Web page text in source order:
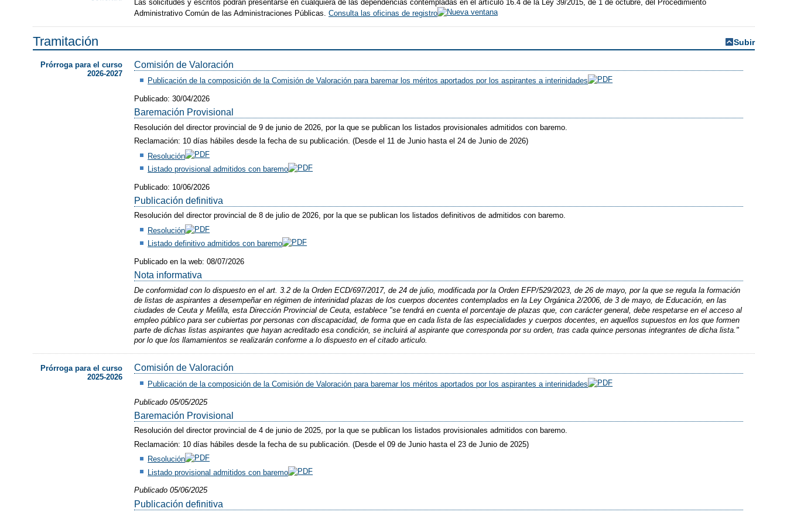
Las solicitudes y escritos podrán presentarse en cualquiera de las dependencias contempladas en el artículo 16.4 de la Ley 39/2015, de 1 de octubre, del Procedimiento
Administrativo Común de las Administraciones Públicas.Consulta las oficinas de registro
Tramitación Subir
Prórroga para el curso
2026-2027
​Comisión de Valoración
Publicación de la composición de la Comisión de Valoración para baremar los méritos aportados por los aspirantes a interinidades
Publicado: 30/04/2026
Baremación Provisional
Resolución del director provincial de 9 de junio de 2026, por la que se publican los listados provisionales admitidos con baremo.
Reclamación: 10 días hábiles desde la fecha de su publicación. (Desde el 11 de Junio hasta el 24 de Junio de 2026)
Resolución
Listado provisional admitidos con baremo
Publicado: 10/06/2026
Publicación definitiva
Resolución del director provincial de 8 de julio de 2026, por la que se publican los listados definitivos de admitidos con baremo.
Resolución
Listado definitivo admitidos con baremo
Publicado en la web: 08/07/2026
Nota informativa
De conformidad con lo dispuesto en el art. 3.2 de la Orden ECD/697/2017, de 24 de julio, modificada por la Orden EFP/529/2023, de 26 de mayo, por la que se regula la formación
de listas de aspirantes a desempeñar en régimen de interinidad plazas de los cuerpos docentes contemplados en la Ley Orgánica 2/2006, de 3 de mayo, de Educación, en las
ciudades de Ceuta y Melilla, esta Dirección Provincial de Ceuta, establece "se tendrá en cuenta el porcentaje de plazas que, con carácter general, debe respetarse en el acceso al
empleo público para ser cubiertas por personas con discapacidad, de forma que en cada lista de las especialidades y cuerpos docentes, en aquellos supuestos en los que formen
parte de dichas listas aspirantes que hayan acreditado esa condición, se incluirá al aspirante que corresponda por su orden, tras cada quince personas integrantes de dicha lista."
por lo que los llamamientos se realizarán conforme a lo dispuesto en el citado articulo.
Prórroga para el curso
2025-2026
​Comisión de Valoración
Publicación de la composición de la Comisión de Valoración para baremar los méritos aportados por los aspirantes a interinidades
Publicado 05/05/2025
Baremación Provisional
Resolución del director provincial de 4 de junio de 2025, por la que se publican los listados provisionales admitidos con baremo.
Reclamación: 10 días hábiles desde la fecha de su publicación. (Desde el 09 de Junio hasta el 23 de Junio de 2025)
Resolución
Listado provisional admitidos con baremo
Publicado 05/06/2025
Publicación definitiva